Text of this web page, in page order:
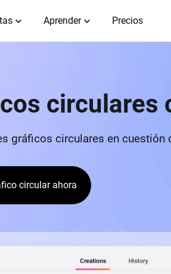
Aprender Precios
circulares
gráficos circulares en cuestión
circular ahora